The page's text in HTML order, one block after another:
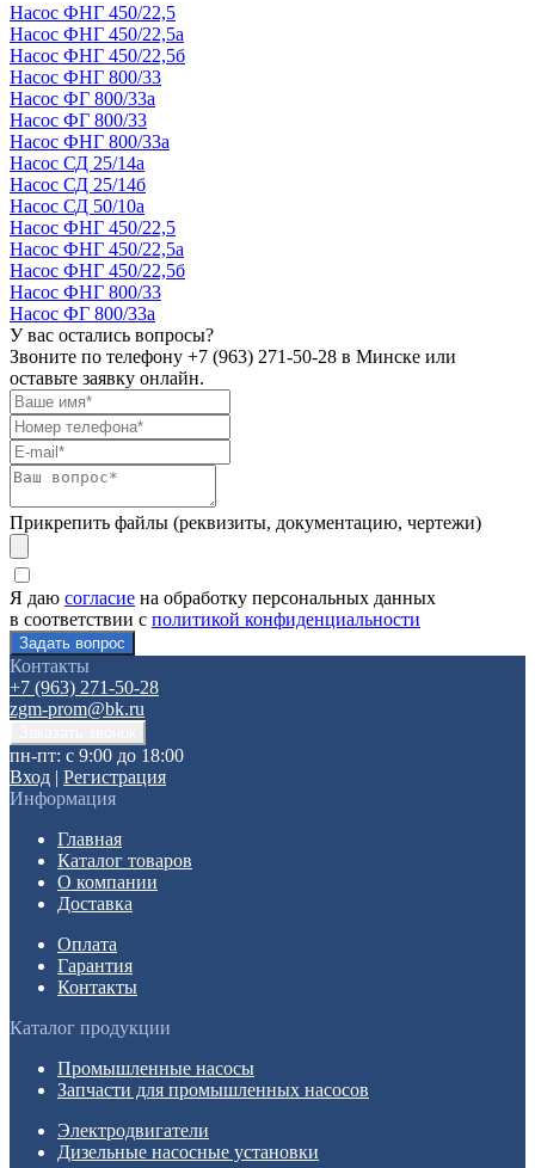
Насос ФНГ 450/22,5
Насос ФНГ 450/22,5а
Насос ФНГ 450/22,5б
Насос ФНГ 800/33
Насос ФГ 800/33а
Насос ФГ 800/33
Насос ФНГ 800/33а
Насос СД 25/14а
Насос СД 25/14б
Насос СД 50/10а
Насос ФНГ 450/22,5
Насос ФНГ 450/22,5а
Насос ФНГ 450/22,5б
Насос ФНГ 800/33
Насос ФГ 800/33а
У вас остались вопросы?
Звоните по телефону +7 (963) 271-50-28 в Минске или
оставьте заявку онлайн.
Прикрепить файлы (реквизиты, документацию, чертежи)
Я даю согласие на обработку персональных данных
в соответствии с политикой конфиденциальности
Контакты
+7 (963) 271-50-28
zgm-prom@bk.ru
пн-пт: с 9:00 до 18:00
Вход | Регистрация
Информация
Главная
Каталог товаров
О компании
Доставка
Оплата
Гарантия
Контакты
Каталог продукции
Промышленные насосы
Запчасти для промышленных насосов
Электродвигатели
Дизельные насосные установки